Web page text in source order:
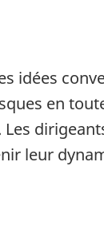
idées
en
leur